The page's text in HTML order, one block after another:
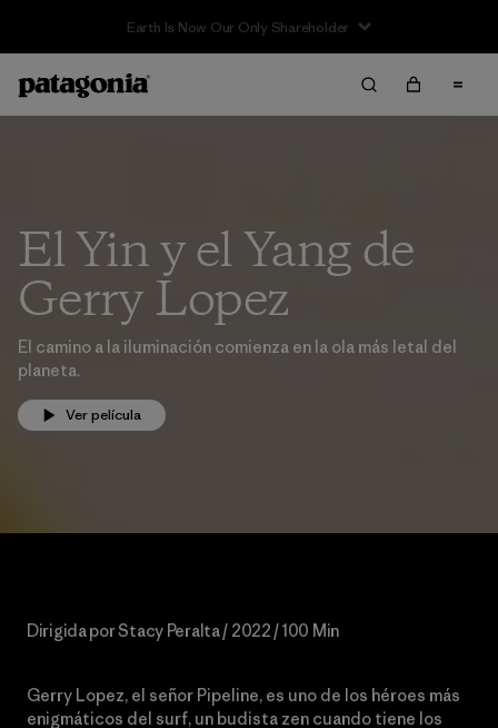
Earth Is Now Our Only Shareholder
El Yin y el Yang de
Gerry Lopez
El camino a la iluminación comienza en la ola más letal del
planeta.
Ver película
Dirigida por Stacy Peralta / 2022 / 100 Min
Gerry Lopez, el señor Pipeline, es uno de los héroes más
enigmáticos del surf, un budista zen cuando tiene los